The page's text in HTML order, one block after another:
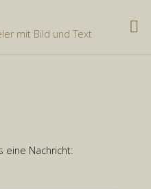
eine Nachricht: